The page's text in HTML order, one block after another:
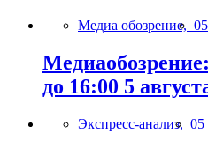
Медиа обозрение,
до 16:00 5
Экспресс-анализ, 05